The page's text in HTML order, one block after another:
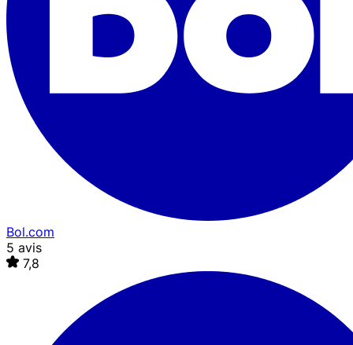
Bol.com
5 avis
7,8